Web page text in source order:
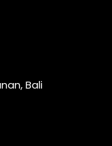
Bali